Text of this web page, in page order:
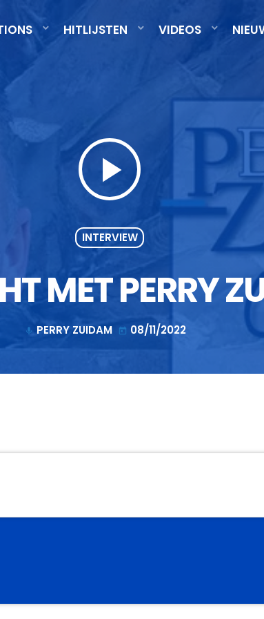
HITLIJSTEN VIDEOS
play_arrow
INTERVIEW
MET PERRY
mic PERRY ZUIDAM today 08/11/2022